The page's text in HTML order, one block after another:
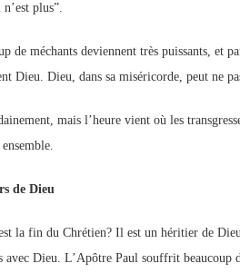
plus”.
de méchants deviennent très puissants, et
Dieu. Dieu, dans sa miséricorde, peut ne
mais l’heure vient où les
de Dieu
la fin du Chrétien? Il est un héritier de
avec Dieu. L’Apôtre Paul souffrit beaucoup